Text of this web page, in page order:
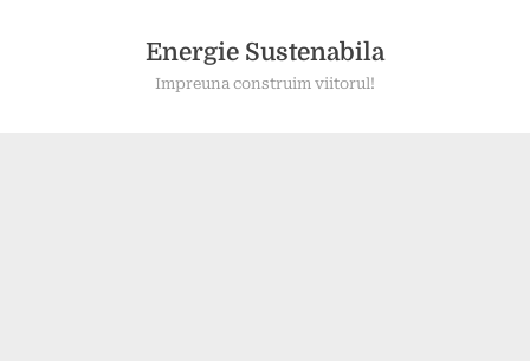
Energie Sustenabila
Impreuna construim viitorul!